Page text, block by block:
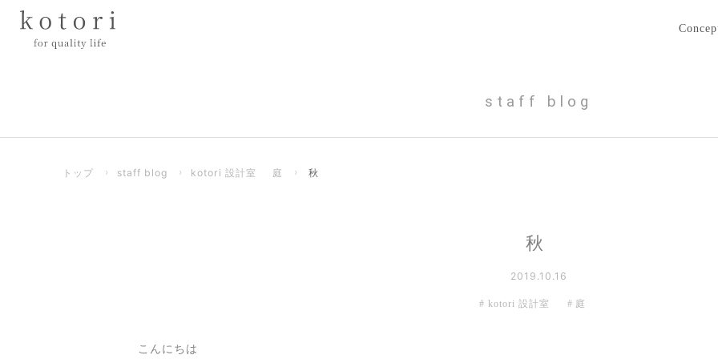
staff blog
トップ › staff blog › kotori 設計室 庭 › 秋
秋
2019.10.16
kotori 設計室 庭
こんにちは